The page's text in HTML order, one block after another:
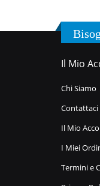
Il Mio
Chi Siamo
Contattaci
Il Mio
I Miei
Termini e